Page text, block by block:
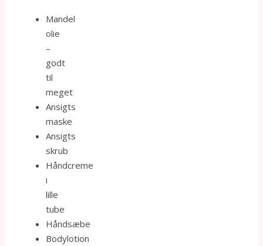
Mandel
olie
–
godt
til
meget
Ansigts
maske
Ansigts
skrub
Håndcreme
i
lille
tube
Håndsæbe
Bodylotion